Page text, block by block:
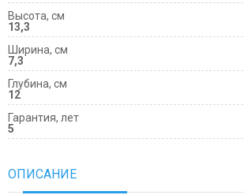
Высота, см
13,3
Ширина, см
7,3
Глубина, см
12
Гарантия, лет
5
ОПИСАНИЕ